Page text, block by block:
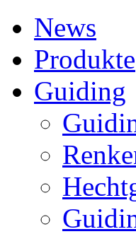
News
Produkte
Guiding